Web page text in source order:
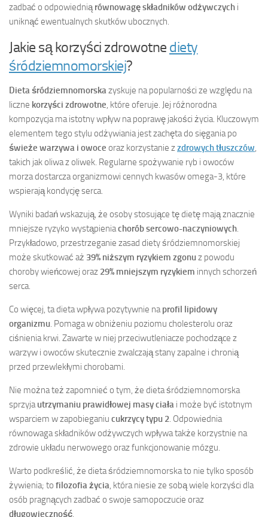
zadbać o odpowiedniąrównowagę składników odżywczych i
uniknąć ewentualnych skutków ubocznych.
Jakie są korzyści zdrowotne diety
śródziemnomorskiej?
Dieta śródziemnomorskazyskuje na popularności ze względu na
liczne korzyści zdrowotne, które oferuje. Jej różnorodna
kompozycja ma istotny wpływ na poprawę jakości życia. Kluczowym
elementem tego stylu odżywiania jest zachęta do sięgania po
świeże warzywa i owoce oraz korzystanie zzdrowych tłuszczów,
takich jak oliwa z oliwek. Regularne spożywanie ryb i owoców
morza dostarcza organizmowi cennych kwasów omega-3, które
wspierają kondycję serca.
Wyniki badań wskazują, że osoby stosujące tę dietę mają znacznie
mniejsze ryzyko wystąpieniachorób sercowo-naczyniowych.
Przykładowo, przestrzeganie zasad diety śródziemnomorskiej
może skutkować aż 39% niższym ryzykiem zgonuz powodu
choroby wieńcowej oraz 29% mniejszym ryzykiem innych schorzeń
serca.
Co więcej, ta dieta wpływa pozytywnie naprofil lipidowy
organizmu. Pomaga w obniżeniu poziomu cholesterolu oraz
ciśnienia krwi. Zawarte w niej przeciwutleniacze pochodzące z
warzyw i owoców skutecznie zwalczają stany zapalne i chronią
przed przewlekłymi chorobami.
Nie można też zapomnieć o tym, że dieta śródziemnomorska
sprzyjautrzymaniu prawidłowej masy ciała i może być istotnym
wsparciem w zapobieganiu cukrzycy typu 2. Odpowiednia
równowaga składników odżywczych wpływa także korzystnie na
zdrowie układu nerwowego oraz funkcjonowanie mózgu.
Warto podkreślić, że dieta śródziemnomorska to nie tylko sposób
żywienia; to filozofia życia, która niesie ze sobą wiele korzyści dla
osób pragnących zadbać o swoje samopoczucie oraz
długowieczność.